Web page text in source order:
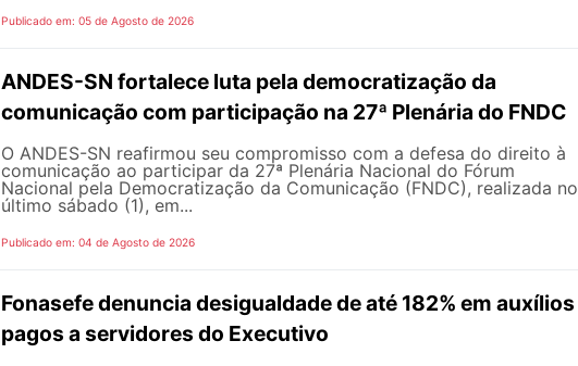
Publicado em: 05 de Agosto de 2026
ANDES-SN fortalece luta pela democratização da
comunicação com participação na 27ª Plenária do FNDC
O ANDES-SN reafirmou seu compromisso com a defesa do direito à
comunicação ao participar da 27ª Plenária Nacional do Fórum
Nacional pela Democratização da Comunicação (FNDC), realizada no
último sábado (1), em...
Publicado em: 04 de Agosto de 2026
Fonasefe denuncia desigualdade de até 182% em auxílios
pagos a servidores do Executivo